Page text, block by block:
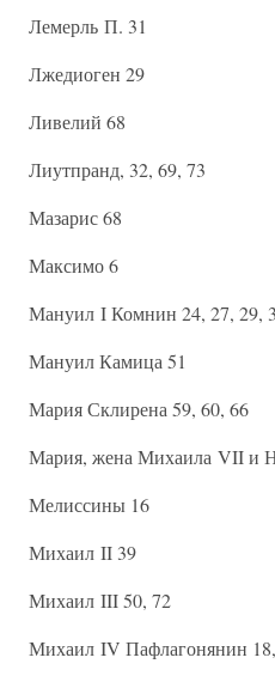
Лемерль П. 31
Лжедиоген 29
Ливелий 68
Лиутпранд, 32, 69, 73
Мазарис 68
Максимо 6
Мануил I Комнин 24, 27, 29,
Мануил Камица 51
Мария Склирена 59, 60, 66
Мария, жена Михаила VII и
Мелиссины 16
Михаил II 39
Михаил III 50, 72
Михаил IV Пафлагонянин